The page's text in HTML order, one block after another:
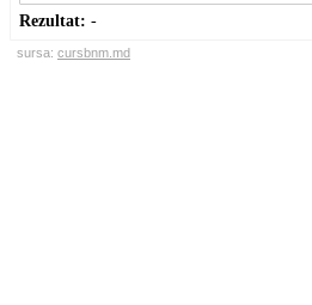
Rezultat: -
sursa: cursbnm.md